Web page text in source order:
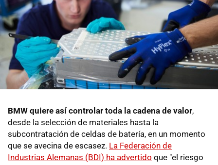
BMW quiere así controlar toda la cadena de valor,
desde la selección de materiales hasta la
subcontratación de celdas de batería, en un momento
que se avecina de escasez. La Federación de
Industrias Alemanas (BDI) ha advertido que "el riesgo